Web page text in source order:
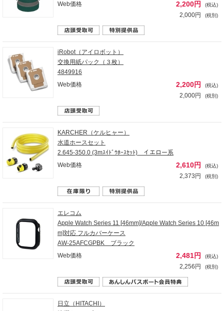
Web価格 2,200円 (税込)
2,000円 (税別)
iRobot（アイロボット）
交換用紙パック（３枚）
4849916
Web価格
2,200円 (税込)
2,000円 (税別)
KARCHER（ケルヒャー）
水道ホースセット
2.645-350.0 (3mｽｲﾄﾞｳﾎｰｽｾｯﾄ) イエロー系
Web価格
2,610円 (税込)
2,373円 (税別)
エレコム
Apple Watch Series 11 [46mm]/Apple Watch Series 10 [46m
m]対応 フルカバーケース
AW-25AFCGPBK ブラック
Web価格
2,481円 (税込)
2,256円 (税別)
日立（HITACHI）